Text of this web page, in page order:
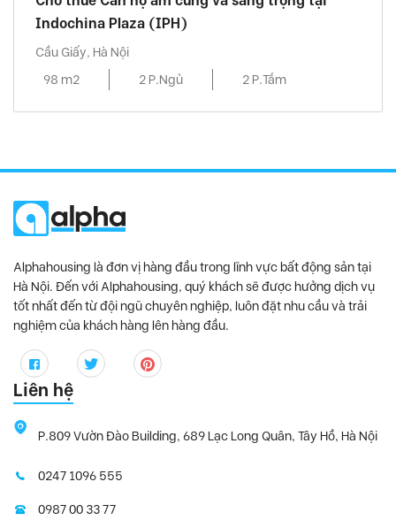
Indochina Plaza (IPH)
Cầu Giấy, Hà Nội
98 m2
2 P.Ngủ 2 P.Tắm
Alphahousing là đơn vị hàng đầu trong lĩnh vực bất động sản tại
Hà Nội. Đến với Alphahousing, quý khách sẽ được hưởng dịch vụ
tốt nhất đến từ đội ngũ chuyên nghiệp, luôn đặt nhu cầu và trải
nghiệm của khách hàng lên hàng đầu.
Liên hệ
P.809 Vườn Đào Building, 689 Lạc Long Quân, Tây Hồ, Hà Nội
0247 1096 555
0987 00 33 77